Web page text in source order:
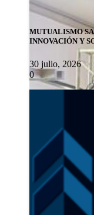
MUTUALISMO
INNOVACIÓN Y
30 julio, 2026
0